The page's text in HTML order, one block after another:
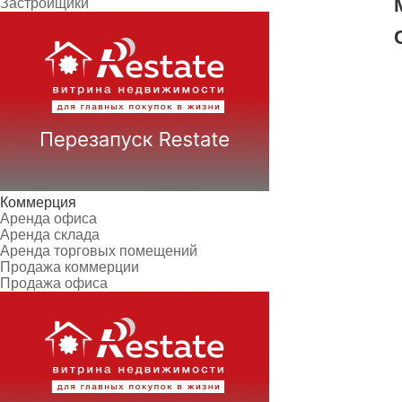
Застройщики
Коммерция
Аренда офиса
Аренда склада
Аренда торговых помещений
Продажа коммерции
Продажа офиса